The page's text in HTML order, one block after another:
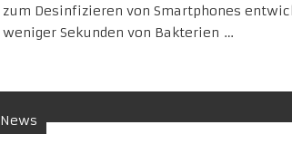
zum Desinfizieren von Smartphones
weniger Sekunden von Bakterien …
News